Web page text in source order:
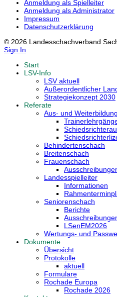
Anmeldung als Spielleiter
Anmeldung als Administrator
Impressum
Datenschutzerklärung
© 2026 Landesschachverband
Sign In
Start
LSV-Info
LSV aktuell
Außerordentlicher
Strategiekonzept 2030
Referate
Aus- und Weiterbildung
Behindertenschach
Breitenschach
Frauenschach
Landesspielleiter
Informationen
Seniorenschach
Berichte
LSenEM2026
Wertungs- und
Dokumente
Übersicht
Protokolle
aktuell
Formulare
Rochade Europa
Rochade 2026